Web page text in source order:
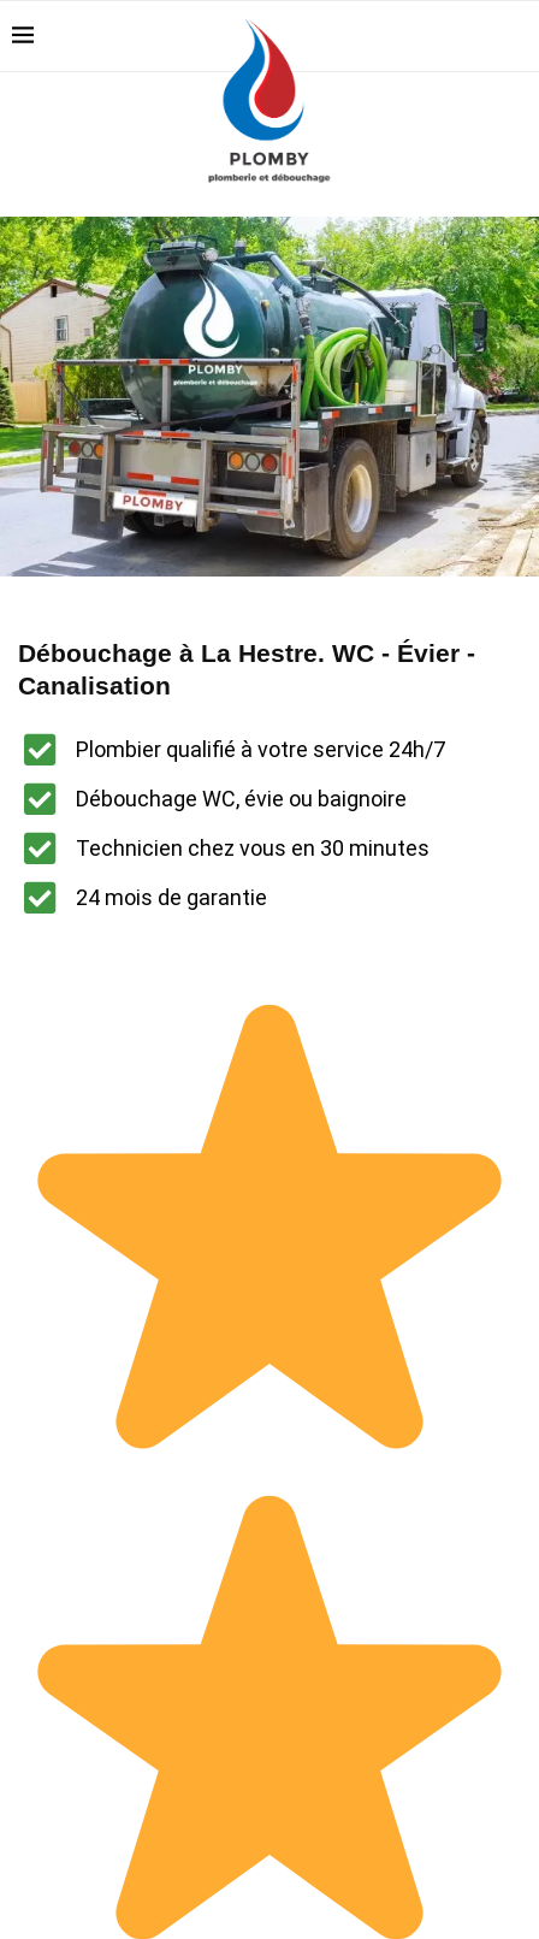
Débouchage à La Hestre. WC - Évier -
Canalisation
Plombier qualifié à votre service 24h/7
Débouchage WC, évie ou baignoire
Technicien chez vous en 30 minutes
24 mois de garantie